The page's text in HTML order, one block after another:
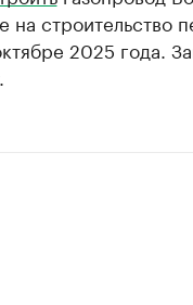
строительство
2025 года.